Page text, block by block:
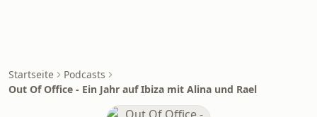
Startseite
Podcasts
Out Of Office - Ein Jahr auf Ibiza mit Alina und Rael